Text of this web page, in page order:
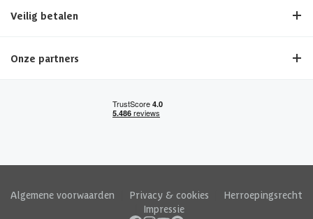
Veilig betalen
Onze partners
Algemene voorwaarden Privacy & cookies
Herroepingsrecht
Impressie